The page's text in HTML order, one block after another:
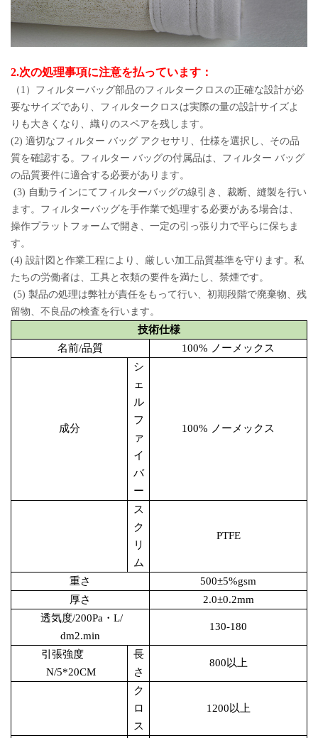
2.次の処理事項に注意を払っています：
（1）フィルターバッグ部品のフィルタークロスの正確な設計が必
要なサイズであり、フィルタークロスは実際の量の設計サイズよ
りも大きくなり、織りのスペアを残します。
(2) 適切なフィルター バッグ アクセサリ、仕様を選択し、その品
質を確認する。フィルター バッグの付属品は、フィルター バッグ
の品質要件に適合する必要があります。
(3) 自動ラインにてフィルターバッグの線引き、裁断、縫製を行い
ます。フィルターバッグを手作業で処理する必要がある場合は、
操作プラットフォームで開き、一定の引っ張り力で平らに保ちま
す。
(4) 設計図と作業工程により、厳しい加工品質基準を守ります。私
たちの労働者は、工具と衣類の要件を満たし、禁煙です。
(5) 製品の処理は弊社が責任をもって行い、初期段階で廃棄物、残
留物、不良品の検査を行います。
技術仕様
名前/品質
100% ノーメックス
成分
シ
ェ
ル
フ
ァ
イ
バ
ー
100% ノーメックス
ス
ク
リ
ム
PTFE
重さ
500±5%gsm
厚さ
2.0±0.2mm
透気度/200Pa・L/
dm2.min
130-180
引張強度
N/5*20CM
長
さ
800以上
ク
ロ
ス
1200以上